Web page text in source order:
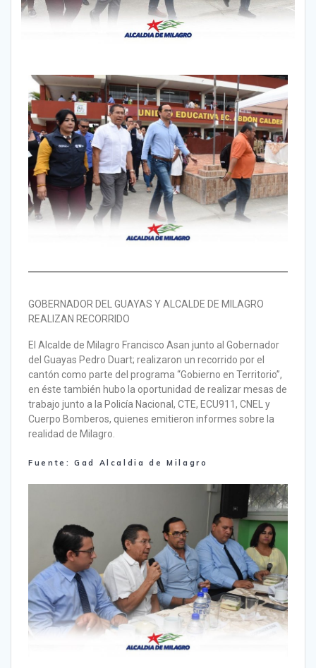
GOBERNADOR DEL GUAYAS Y ALCALDE DE MILAGRO
REALIZAN RECORRIDO
El Alcalde de Milagro Francisco Asan junto al Gobernador
del Guayas Pedro Duart; realizaron un recorrido por el
cantón como parte del programa “Gobierno en Territorio”,
en éste también hubo la oportunidad de realizar mesas de
trabajo junto a la Policía Nacional, CTE, ECU911, CNEL y
Cuerpo Bomberos, quienes emitieron informes sobre la
realidad de Milagro.
Fuente: Gad Alcaldia de Milagro